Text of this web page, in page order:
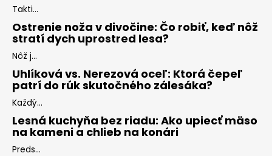
Takti...
Ostrenie noža v divočine: Čo robiť, keď nôž
stratí dych uprostred lesa?
Nôž j...
Uhlíková vs. Nerezová oceľ: Ktorá čepeľ
patrí do rúk skutočného zálesáka?
Každý...
Lesná kuchyňa bez riadu: Ako upiecť mäso
na kameni a chlieb na konári
Preds...